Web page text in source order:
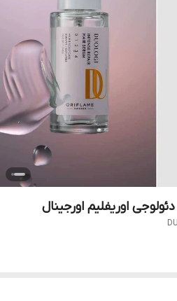
اوریفلیم اورجینال